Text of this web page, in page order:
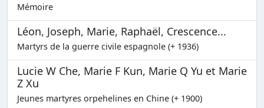
Mémoire
Léon, Joseph, Marie, Raphaël, Crescence...
Martyrs de la guerre civile espagnole (+ 1936)
Lucie W Che, Marie F Kun, Marie Q Yu et Marie
Z Xu
Jeunes martyres orpehelines en Chine (+ 1900)